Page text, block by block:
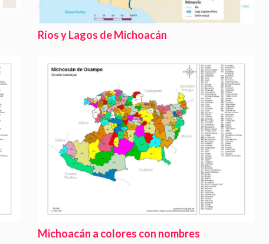
Ríos y Lagos de Michoacán
Michoacán a colores con nombres